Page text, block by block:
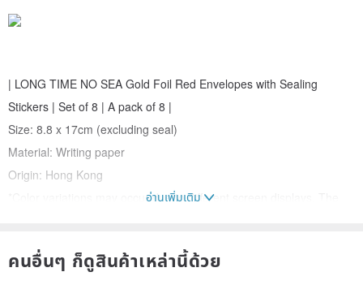
| LONG TIME NO SEA Gold Foil Red Envelopes with Sealing
Stickers | Set of 8 | A pack of 8 |
Size: 8.8 x 17cm (excluding seal)
Material: Writing paper
Origin: Hong Kong
*Color variations may occur due to different screen displays. The
อ่านเพิ่มเติม
คนอื่นๆ ก็ดูสินค้าเหล่านี้ด้วย